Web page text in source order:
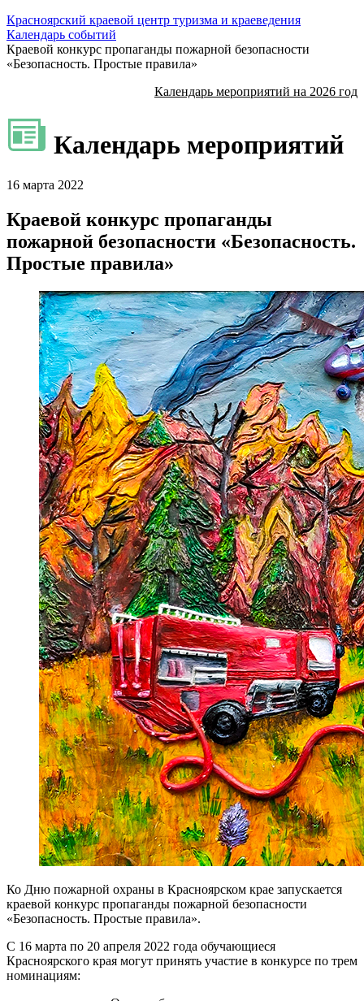
Красноярский краевой центр туризма и краеведения
Календарь событий
Краевой конкурс пропаганды пожарной безопасности
«Безопасность. Простые правила»
Календарь мероприятий на 2026 год
Календарь мероприятий
16 марта 2022
Краевой конкурс пропаганды
пожарной безопасности «Безопасность.
Простые правила»
Ко Дню пожарной охраны в Красноярском крае запускается
краевой конкурс пропаганды пожарной безопасности
«Безопасность. Простые правила».
С 16 марта по 20 апреля 2022 года обучающиеся
Красноярского края могут принять участие в конкурсе по трем
номинациям: